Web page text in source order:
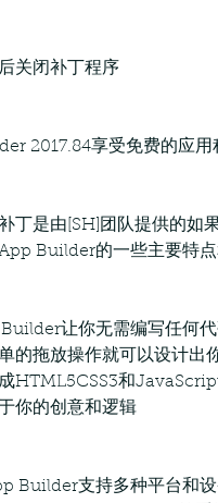
关闭补丁程序
2017.84享受免费的应用
丁是由[SH]团队提供的如
Builder的一些主要特
让你无需编写任何
的拖放操作就可以设计
HTML5CSS3和
你的创意和逻辑
Builder支持多种平台和